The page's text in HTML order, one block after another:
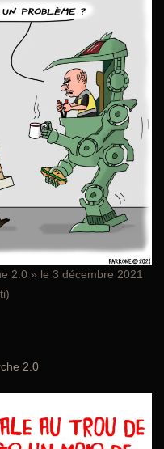
2.0 » le 3 décembre 2021
2.0